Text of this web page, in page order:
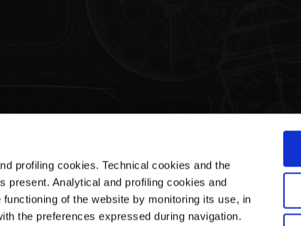
profiling cookies. Technical cookies and the
Analytical and profiling cookies and
of the website by monitoring its use, in
the preferences expressed during navigation.
Servicio de atención al cliente
Shipments & Delivery
Returns & Refunds
Área legal
Términos y
Política de Privacidad